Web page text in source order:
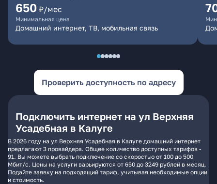
650 ₽/мес
Минимальная цена
Домашний интернет, ТВ, мобильная связь
Проверить доступность по адресу
Подключить интернет на ул Верхняя
Усадебная в Калуге
В 2026 году на ул Верхняя Усадебная в Калуге домашний интернет
предлагают 3 провайдера. Общее количество доступных тарифов -
91. Вы можете выбрать подключение со скоростью от 100 до 500
Мбит/с. Цены на услуги варьируются от 650 до 3249 рублей в месяц.
Подайте заявку на подходящий тариф, учитывая необходимые опции
и стоимость.